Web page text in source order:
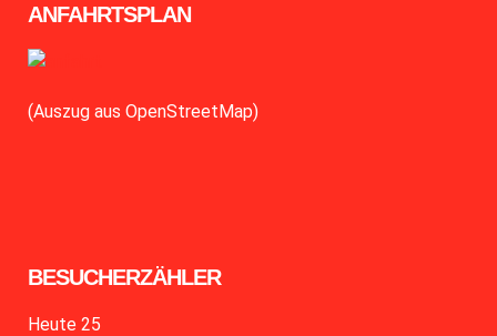
ANFAHRTSPLAN
(Auszug aus OpenStreetMap)
BESUCHERZÄHLER
Heute 25